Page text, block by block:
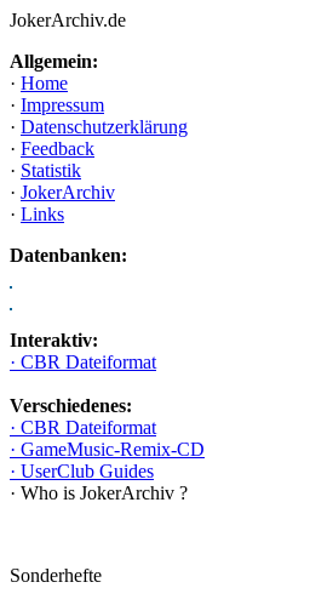
JokerArchiv.de
Allgemein:
· Home
· Impressum
· Datenschutzerklärung
· Feedback
· Statistik
· JokerArchiv
· Links
Datenbanken:
Interaktiv:
· CBR Dateiformat
Verschiedenes:
· CBR Dateiformat
· GameMusic-Remix-CD
· UserClub Guides
· Who is JokerArchiv ?
Sonderhefte